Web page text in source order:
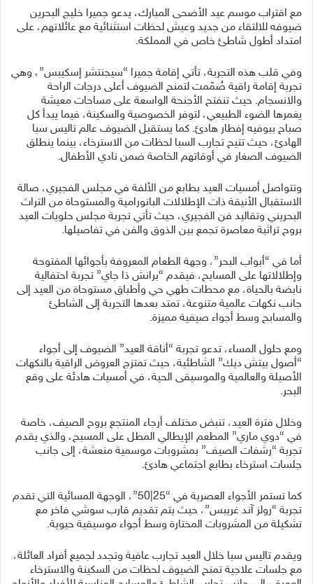
مع اقتراب موسم عيد الأضحى المبارك، يدعو جميرا خليج البحرين
ضيوفه للالتقاء من جديد وعيش لحظات استثنائية مع عائلاتهم، على
امتداد أطول شاطئ خاص في المملكة.
وفي قلب هذه التجربة، تأتي إقامة جميرا “سيجنتشر إسكيبس”، وهي
تجربة إقامة راقية صُمّمت لتمنح الضيوف أعلى درجات الراحة
والانسجام. حيث تنفتح الأجنحة الواسعة على مساحات معيشة
يغمرها الضوء الطبيعي، لتوفر الخصوصية والسكينة، فيما يبدأ كل
صباح ببوفيه إفطار هادئ. كما يستقبل الضيوف عالم تاليس سبا
الهادئ، حيث تتيح تجارب السبا لحظات من الاسترخاء، بينما ينطلق
الضيوف الصغار في أوقاتهم الخاصة ضمن نادي الأطفال.
وتتواصل أمسيات العيد بطابع من الألفة في مجلس الفجيري، صالة
الاستقبال الأنيقة ذات الإطلالات البانورامية والمستوحاة من التراث
البحريني وتقاليد فن الفجيري، حيث تأتي تجربة مجلس حلويات العيد
بروح تراثية معاصرة تجمع بين الذوق والفن في تفاصيلها.
أما في “أبواب البحر”، وجهة الطعام المعروفة بأجوائها المفتوحة
وإطلالاتها على المسابح، فيقدم “برانش ذا جاي” تجربة احتفالية
نابضة بالحياة، مع محطات طهي حي وأطباق مستوحاة من العيد إلى
جانب نكهات عالمية متنوعة، تمتد بعدها التجربة إلى الشاطئ
والمسابح وسط أجواء صيفية مميزة.
ومع حلول المساء، تدعو تجربة “أناقة العيد” الضيوف إلى أجواء
“أصول بيتش ديك” الشاطئية، حيث تمتزج العروض الراقية بالنكهات
الأصيلة والعالمية والموسيقى الحية، في أمسيات هادئة على وقع
البحر.
وخلال فترة العيد، تنبض مختلف أرجاء المنتجع بروح الصيف، خاصة
في “دوي ماري” المطعم الإيطالي المطل على المسبح، والذي يقدم
تجربة “رشفات الصيف” بمشروبات موسمية منعشة، إلى جانب
جلسات استرخاء بطابع اجتماعي هادئ.
كما تستمر الأجواء العصرية في “25|50”، الوجهة المسائية التي تقدم
تجربة “رولز آند غريبس”، حيث يتم تقديم قارب سوشي فاخر مع
تشكيلة من المشروبات المختارة وسط أجواء موسيقية حيوية.
ويقدم تاليس سبا خلال العيد تجارب عافية وتجدد لجميع أفراد العائلة،
مع جلسات علاجية تمنح الضيوف لحظات من السكينة والاسترخاء